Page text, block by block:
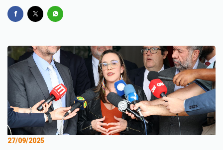
27/09/2025